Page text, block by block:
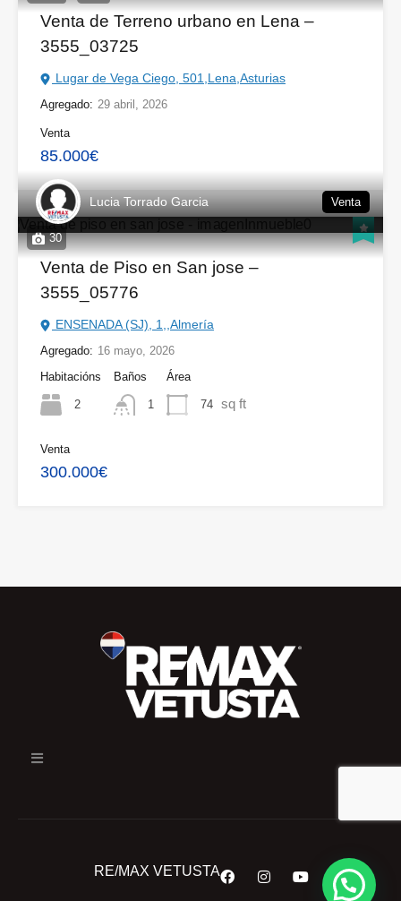
Venta de Terreno urbano en Lena –
3555_03725
Lugar de Vega Ciego, 501,Lena,Asturias
Agregado: 29 abril, 2026
Venta
85.000€
30
Lucia Torrado Garcia Venta
Venta de Piso en San jose –
3555_05776
ENSENADA (SJ), 1,,Almería
Agregado: 16 mayo, 2026
Habitacións
2
Baños
1
Área
74 sq ft
Venta
300.000€
RE/MAX VETUSTA
¿En qué podemos ayudarte?